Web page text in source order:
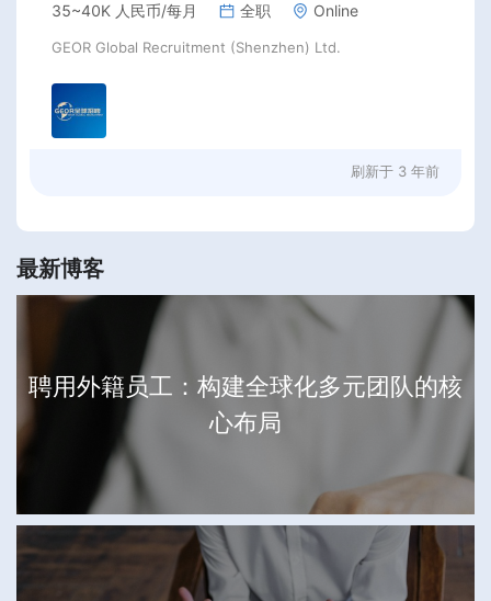
35~40K 人民币/每月 全职 Online
GEOR Global Recruitment (Shenzhen) Ltd.
刷新于 3 年前
最新博客
聘用外籍员工：构建全球化多元团队的核
心布局